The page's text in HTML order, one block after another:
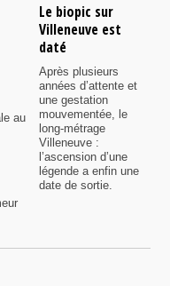
au
Le biopic sur
Villeneuve est
daté
Après plusieurs
années d’attente et
une gestation
mouvementée, le
long-métrage
Villeneuve :
l’ascension d’une
légende a enfin une
date de sortie.